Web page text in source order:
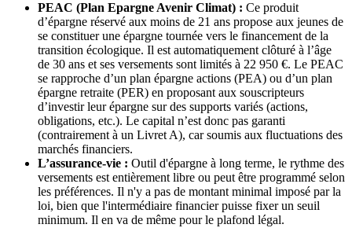
PEAC (Plan Epargne Avenir Climat) : Ce produit
d’épargne réservé aux moins de 21 ans propose aux jeunes de
se constituer une épargne tournée vers le financement de la
transition écologique. Il est automatiquement clôturé à l’âge
de 30 ans et ses versements sont limités à 22 950 €. Le PEAC
se rapproche d’un plan épargne actions (PEA) ou d’un plan
épargne retraite (PER) en proposant aux souscripteurs
d’investir leur épargne sur des supports variés (actions,
obligations, etc.). Le capital n’est donc pas garanti
(contrairement à un Livret A), car soumis aux fluctuations des
marchés financiers.
L’assurance-vie : Outil d'épargne à long terme, le rythme des
versements est entièrement libre ou peut être programmé selon
les préférences. Il n'y a pas de montant minimal imposé par la
loi, bien que l'intermédiaire financier puisse fixer un seuil
minimum. Il en va de même pour le plafond légal.